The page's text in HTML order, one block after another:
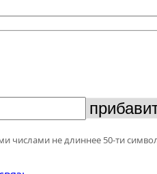
числами не длиннее 50-ти